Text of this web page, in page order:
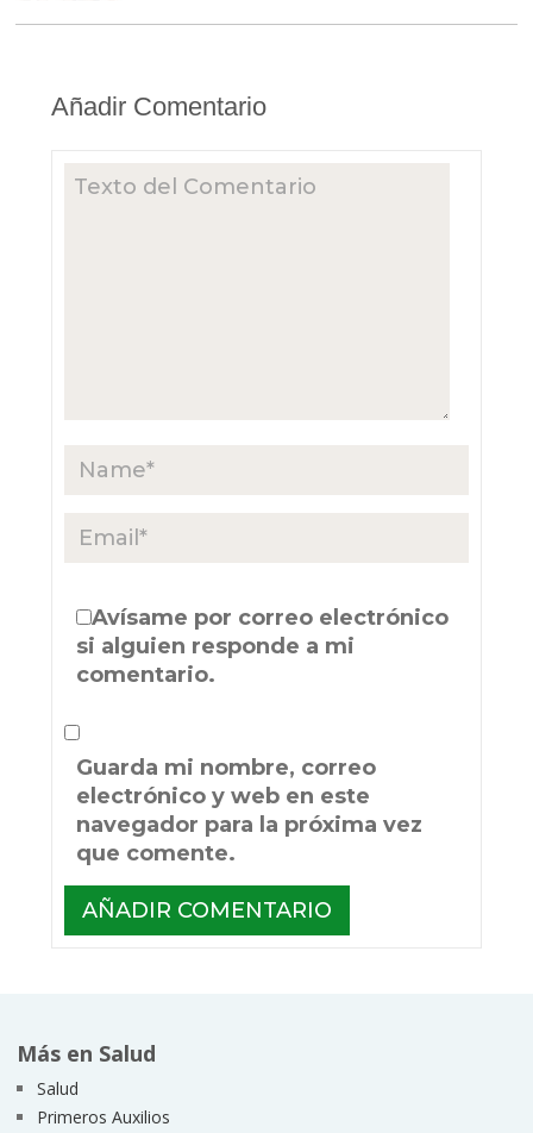
Añadir Comentario
Avísame por correo electrónico
si alguien responde a mi
comentario.
Guarda mi nombre, correo
electrónico y web en este
navegador para la próxima vez
que comente.
Más en Salud
Salud
Primeros Auxilios